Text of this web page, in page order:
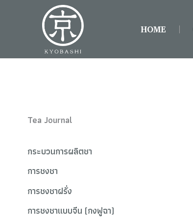
HOME
Tea Journal
กระบวนการผลิตชา
การชงชา
การชงชาฝรั่ง
การชงชาแบบจีน (กงฟูฉา)